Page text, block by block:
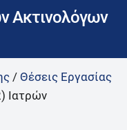
m
Ακτινολόγων
/ Θέσεις Εργασίας
Ιατρών